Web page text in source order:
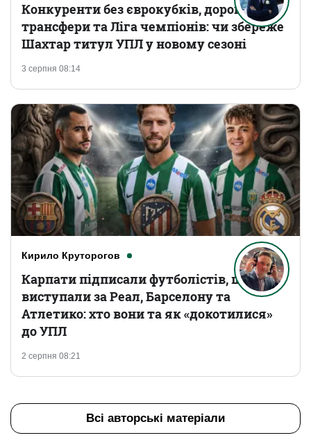
3 серпня 08:14
Конкуренти без єврокубків, дорогі
трансфери та Ліга чемпіонів: чи збереже
Шахтар титул УПЛ у новому сезоні
Кирило Круторогов
2 серпня 08:21
Карпати підписали футболістів, що
виступали за Реал, Барселону та
Атлетико: хто вони та як «докотилися»
до УПЛ
Всі авторські матеріали